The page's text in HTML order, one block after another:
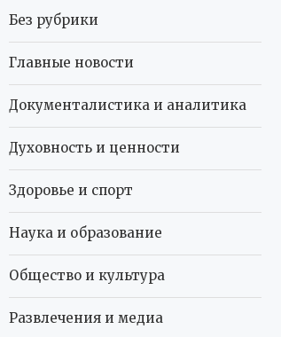
Без рубрики
Главные новости
Документалистика и аналитика
Духовность и ценности
Здоровье и спорт
Наука и образование
Общество и культура
Развлечения и медиа